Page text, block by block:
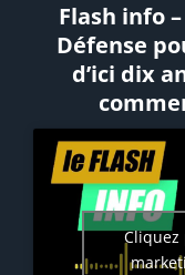
Flash info
Défense
d’ici dix
Cliquez